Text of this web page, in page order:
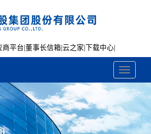
商平台 董事长信箱 云之家 下载中心
Toggle